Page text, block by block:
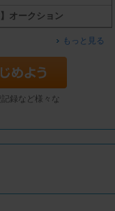
】オークション
もっと見る
録など様々な